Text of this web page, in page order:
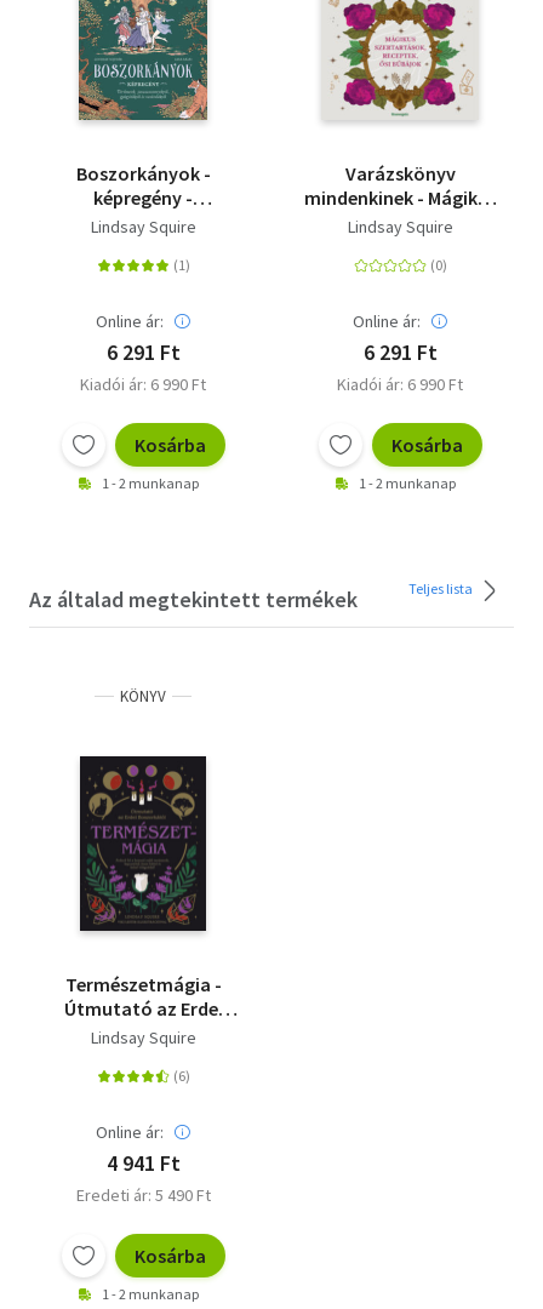
Boszorkányok -
képregény -
Történetek
gyógyítókról és
Lindsay Squire
Online ár:
6 291 Ft
Kiadói ár: 6 990 Ft
Kosárba
1 - 2 munkanap
Varázskönyv
mindenkinek - Mágikus
szertartások,
Lindsay Squire
Online ár:
6 291 Ft
Kiadói ár: 6 990 Ft
Kosárba
1 - 2 munkanap
Az általad megtekintett termékek Teljes lista
KÖNYV
Természetmágia -
Útmutató az Erdei
Boszorkától
Lindsay Squire
Online ár:
4 941 Ft
Eredeti ár: 5 490 Ft
Kosárba
1 - 2 munkanap